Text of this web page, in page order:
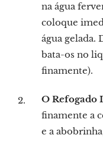
na água
coloque
água gelada.
bata-os no
finamente).
O Refogado
finamente a
e a